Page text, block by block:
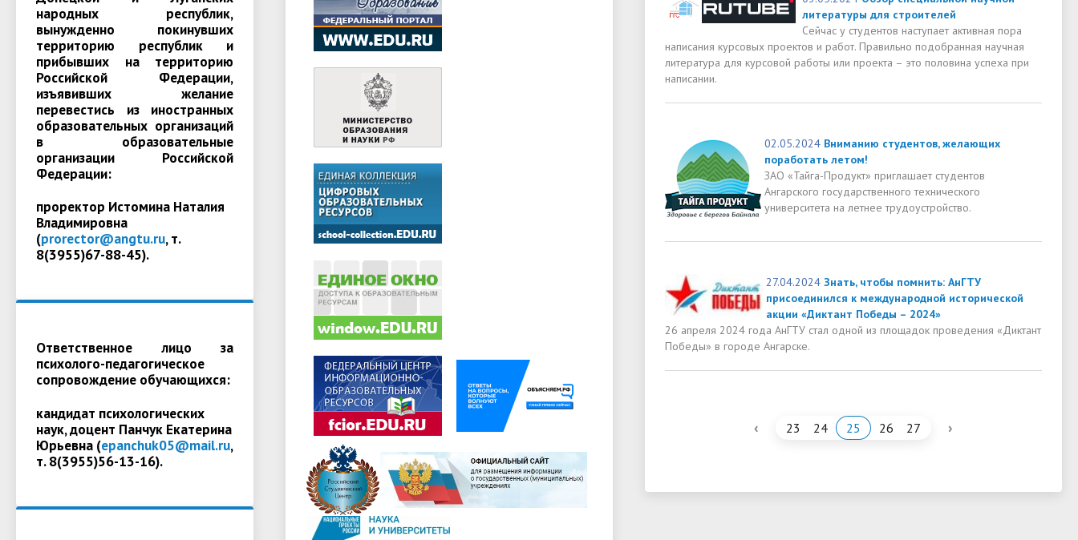
народных республик,
вынужденно покинувших
территорию республик и
прибывших на территорию
Российской Федерации,
изъявивших желание
перевестись из иностранных
образовательных организаций
в образовательные
организации Российской
Федерации:
проректор Истомина Наталия
Владимировна
(prorector@angtu.ru, т.
8(3955)67-88-45).
Ответственное лицо за
психолого-педагогическое
сопровождение обучающихся:
кандидат психологических
наук, доцент Панчук Екатерина
Юрьевна (epanchuk05@mail.ru,
т. 8(3955)56-13-16).
литературы для строителей
Сейчас у студентов наступает активная пора
написания курсовых проектов и работ. Правильно подобранная научная
литература для курсовой работы или проекта – это половина успеха при
написании.
02.05.2024 Вниманию студентов, желающих
поработать летом!
ЗАО «Тайга-Продукт» приглашает студентов
Ангарского государственного технического
университета на летнее трудоустройство.
27.04.2024 Знать, чтобы помнить: АнГТУ
присоединился к международной исторической
акции «Диктант Победы – 2024»
26 апреля 2024 года АнГТУ стал одной из площадок проведения «Диктант
Победы» в городе Ангарске.
‹ 23 24 25 26 27 ›